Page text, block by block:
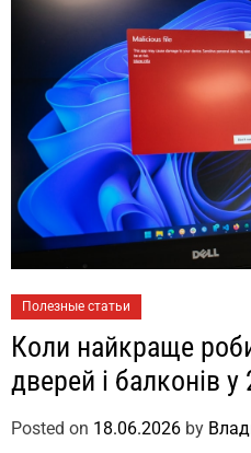
Полезные статьи
Коли найкраще
дверей і балконів у
Posted on 18.06.2026 by